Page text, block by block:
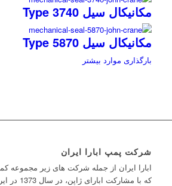
مکانیکال سیل Type 3740
مکانیکال سیل Type 5870
بارگذاری موارد بیشتر
شرکت پمپ ابارا ایران
ابارا ایران از جمله شرکت های زیر مجموعه
که با